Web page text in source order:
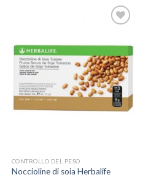
WISHLIST
CONTROLLO DEL PESO
Noccioline di soia Herbalife